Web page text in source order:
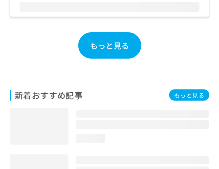
もっと見る
新着おすすめ記事 もっと見る
問
ら